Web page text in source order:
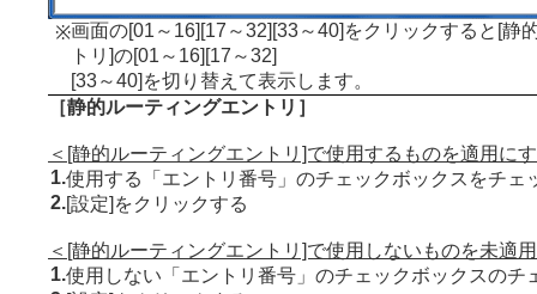
※画面の[01～16][17～32][33～40]をクリックすると[静
トリ]の[01～16][17～32]
[33～40]を切り替えて表示します。
［静的ルーティングエントリ］
＜[静的ルーティングエントリ]で使用するものを適用に
1.使用する「エントリ番号」のチェックボックスをチェ
2. [設定]をクリックする
＜[静的ルーティングエントリ]で使用しないものを未適
1.使用しない「エントリ番号」のチェックボックスのチ